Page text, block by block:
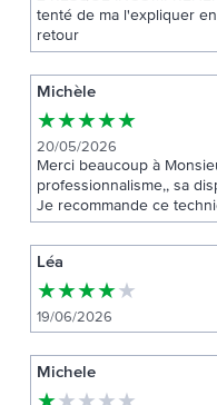
tenté de ma l'expliquer
retour
Michèle
★★★★★
20/05/2026
Merci beaucoup à
professionnalisme,, sa
Je recommande ce
Léa
★★★★★
19/06/2026
Michele